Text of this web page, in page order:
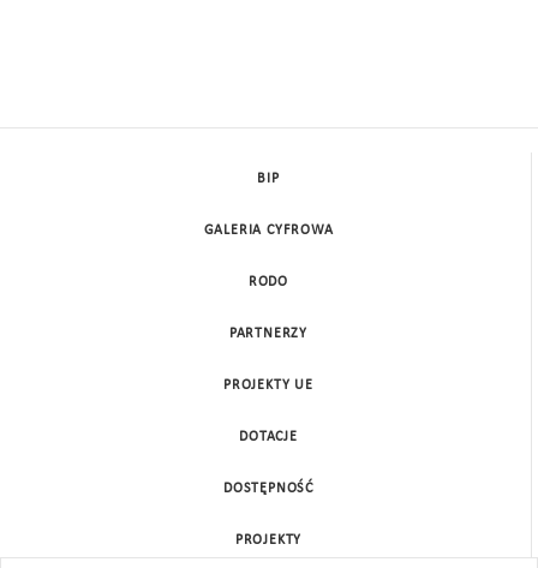
BIP
GALERIA CYFROWA
RODO
PARTNERZY
PROJEKTY UE
DOTACJE
DOSTĘPNOŚĆ
PROJEKTY